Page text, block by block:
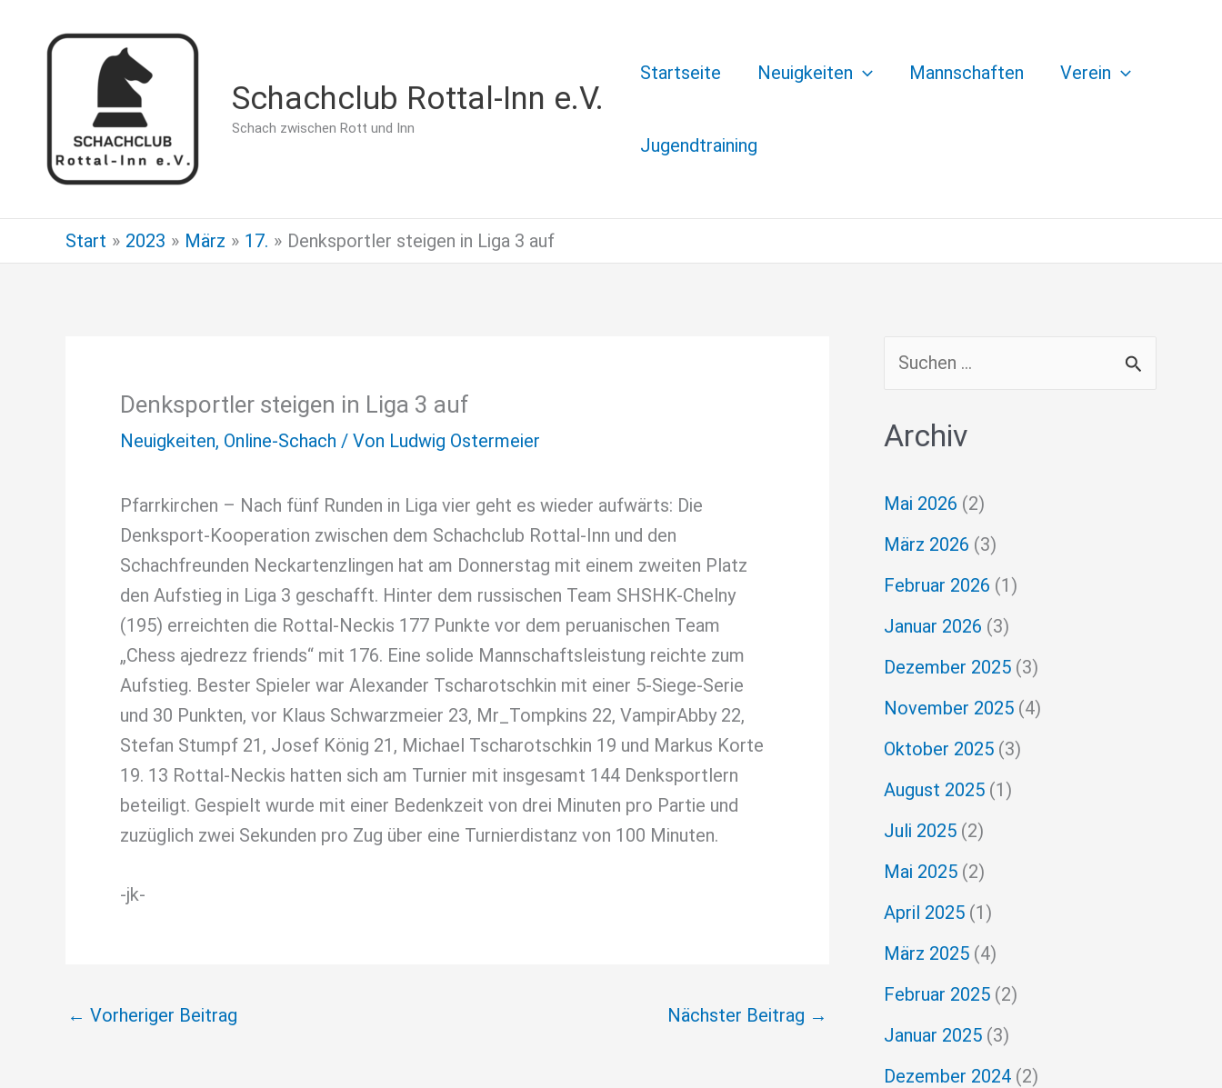
Schachclub Rottal-Inn e.V.
Schach zwischen Rott und Inn
Startseite Neuigkeiten Mannschaften Verein
Jugendtraining
Start 2023 März 17. Denksportler steigen in Liga 3 auf
Denksportler steigen in Liga 3 auf
Neuigkeiten, Online-Schach / Von Ludwig Ostermeier
Pfarrkirchen – Nach fünf Runden in Liga vier geht es wieder aufwärts: Die
Denksport-Kooperation zwischen dem Schachclub Rottal-Inn und den
Schachfreunden Neckartenzlingen hat am Donnerstag mit einem zweiten Platz
den Aufstieg in Liga 3 geschafft. Hinter dem russischen Team SHSHK-Chelny
(195) erreichten die Rottal-Neckis 177 Punkte vor dem peruanischen Team
„Chess ajedrezz friends“ mit 176. Eine solide Mannschaftsleistung reichte zum
Aufstieg. Bester Spieler war Alexander Tscharotschkin mit einer 5-Siege-Serie
und 30 Punkten, vor Klaus Schwarzmeier 23, Mr_Tompkins 22, VampirAbby 22,
Stefan Stumpf 21, Josef König 21, Michael Tscharotschkin 19 und Markus Korte
19. 13 Rottal-Neckis hatten sich am Turnier mit insgesamt 144 Denksportlern
beteiligt. Gespielt wurde mit einer Bedenkzeit von drei Minuten pro Partie und
zuzüglich zwei Sekunden pro Zug über eine Turnierdistanz von 100 Minuten.
-jk-
← Vorheriger Beitrag Nächster Beitrag →
c
e
n
n
a
c
h
Archiv
Mai 2026 (2)
März 2026 (3)
Februar 2026 (1)
Januar 2026 (3)
Dezember 2025 (3)
November 2025 (4)
Oktober 2025 (3)
August 2025 (1)
Juli 2025 (2)
Mai 2025 (2)
April 2025 (1)
März 2025 (4)
Februar 2025 (2)
Januar 2025 (3)
Dezember 2024 (2)